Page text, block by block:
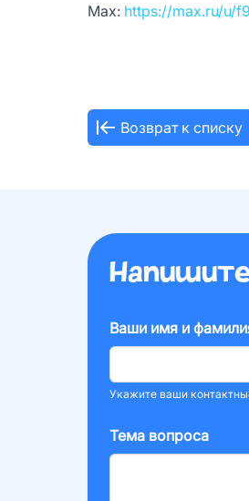
Max: https://max.ru/u/
Возврат к списку
Ваши имя и
Укажите ваши
Тема вопроса